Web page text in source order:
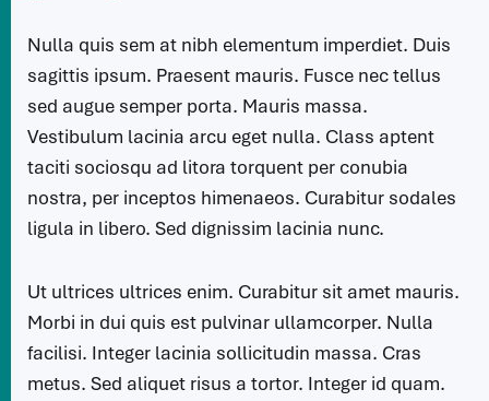
Nulla quis sem at nibh elementum imperdiet. Duis
sagittis ipsum. Praesent mauris. Fusce nec tellus
sed augue semper porta. Mauris massa.
Vestibulum lacinia arcu eget nulla. Class aptent
taciti sociosqu ad litora torquent per conubia
nostra, per inceptos himenaeos. Curabitur sodales
ligula in libero. Sed dignissim lacinia nunc.
Ut ultrices ultrices enim. Curabitur sit amet mauris.
Morbi in dui quis est pulvinar ullamcorper. Nulla
facilisi. Integer lacinia sollicitudin massa. Cras
metus. Sed aliquet risus a tortor. Integer id quam.